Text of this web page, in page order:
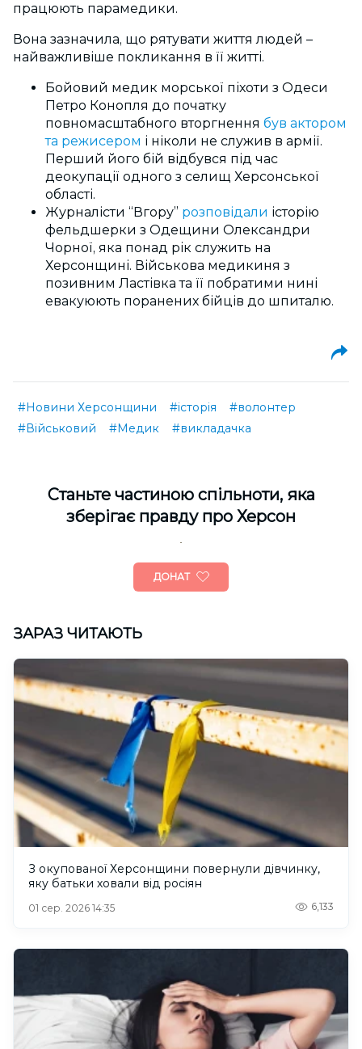
працюють парамедики.
Вона зазначила, що рятувати життя людей –
найважливіше покликання в її житті.
Бойовий медик морської піхоти з Одеси
Петро Конопля до початку
повномасштабного вторгнення був актором
та режисером і ніколи не служив в армії.
Перший його бій відбувся під час
деокупації одного з селищ Херсонської
області.
Журналісти “Вгору” розповідали історію
фельдшерки з Одещини Олександри
Чорної, яка понад рік служить на
Херсонщині. Військова медикиня з
позивним Ластівка та її побратими нині
евакуюють поранених бійців до шпиталю.
#Новини Херсонщини #історія
#волонтер
#Військовий
#Медик #викладачка
Cтаньте частиною спільноти, яка
зберігає правду про Херсон
ДОНАТ
ЗАРАЗ ЧИТАЮТЬ
З окупованої Херсонщини повернули дівчинку,
яку батьки ховали від росіян
01 сер. 2026 14:35 6,133